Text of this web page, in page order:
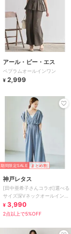
アール・ピー・エス
ペプラムオールインワン
¥ 2,999
期間限定SALE まとめ割
神戸レタス
[田中亜希子さんコラボ]選べる
サイズ深Vネックオールインワ
ン [E3548]
¥ 3,990
2点以上で5%OFF